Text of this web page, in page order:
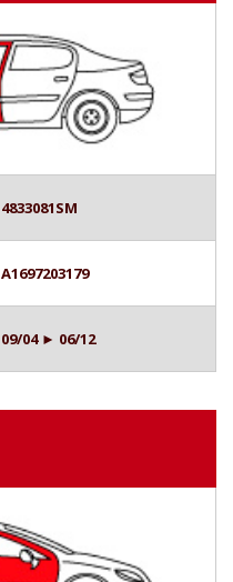
4833081SM
A1697203179
09/04 ► 06/12